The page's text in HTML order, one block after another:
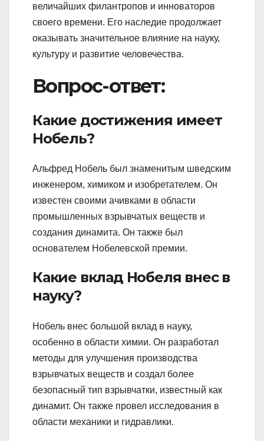
величайших филантропов и инноваторов
своего времени. Его наследие продолжает
оказывать значительное влияние на науку,
культуру и развитие человечества.
Вопрос-ответ:
Какие достижения имеет
Нобель?
Альфред Нобель был знаменитым шведским
инженером, химиком и изобретателем. Он
известен своими ачивками в области
промышленных взрывчатых веществ и
создания динамита. Он также был
основателем Нобелевской премии.
Какие вклад Нобеля внес в
науку?
Нобель внес большой вклад в науку,
особенно в области химии. Он разработал
методы для улучшения производства
взрывчатых веществ и создал более
безопасный тип взрывчатки, известный как
динамит. Он также провел исследования в
области механики и гидравлики.